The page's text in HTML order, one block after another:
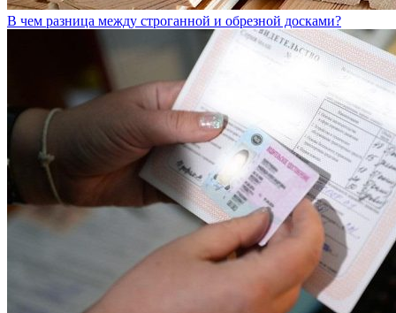
В чем разница между строганной и обрезной досками?